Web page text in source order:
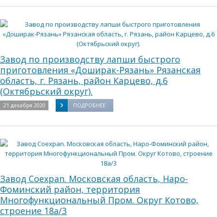
Завод по производству лапши быстрого
приготовления «Доширак-Рязань» Рязанская
область, г. Рязань, район Карцево, д.6
(Октябрьский округ).
21 декабря 2020 ПОДРОБНЕЕ
Завод Coexpan. Московская область, Наро-
Фоминский район, территория
Многофункциональный Пром. Округ Котово,
строение 18а/3